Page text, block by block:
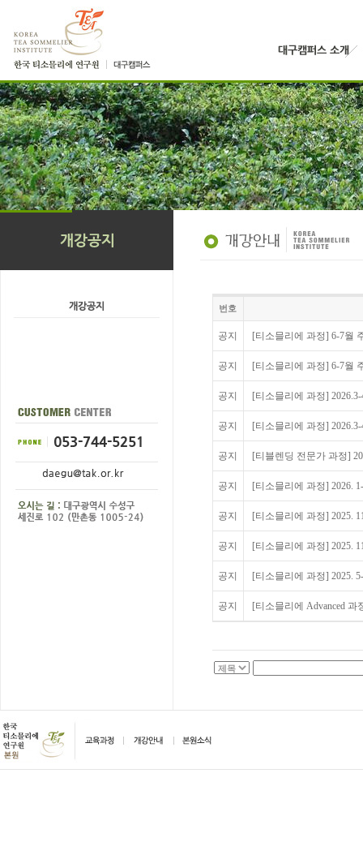
번호
공지 [티소믈리에 과정] 6-7월
공지 [티소믈리에 과정] 6-7월
공지 [티소믈리에 과정]
공지 [티소믈리에 과정]
공지 [티블렌딩 전문가 과정]
공지 [티소믈리에 과정] 2026.
공지 [티소믈리에 과정] 2025.
공지 [티소믈리에 과정] 2025.
공지 [티소믈리에 과정] 2025.
공지 [티소믈리에 Advanced 과